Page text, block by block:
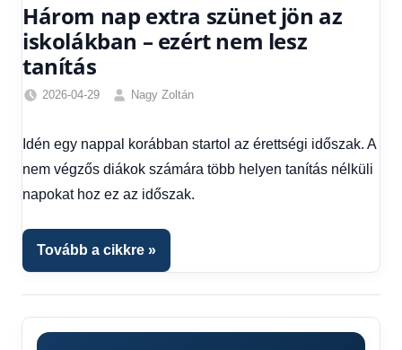
Három nap extra szünet jön az
iskolákban – ezért nem lesz
tanítás
2026-04-29
Nagy Zoltán
Idén egy nappal korábban startol az érettségi időszak. A
nem végzős diákok számára több helyen tanítás nélküli
napokat hoz ez az időszak.
Tovább a cikkre